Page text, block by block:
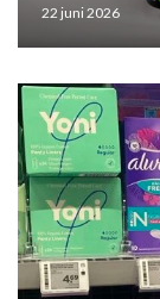
22 juni 2026